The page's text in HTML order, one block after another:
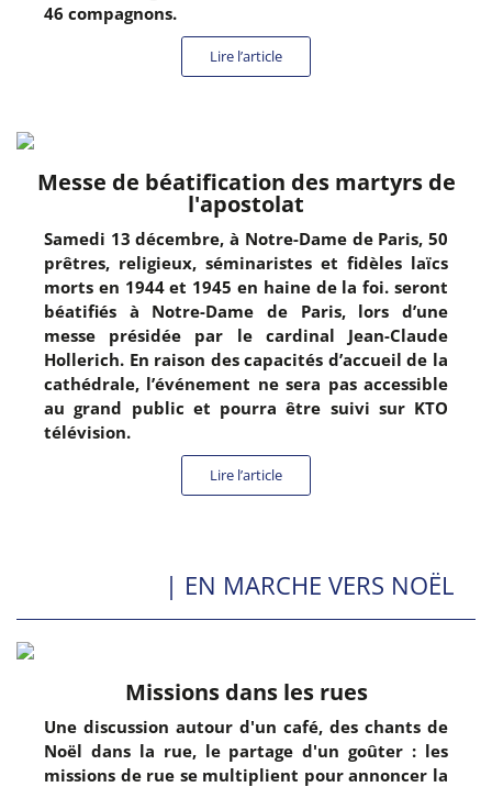
46 compagnons.
Lire l’article
Messe de béatification des martyrs de
l'apostolat
Samedi 13 décembre, à Notre-Dame de Paris, 50
prêtres, religieux, séminaristes et fidèles laïcs
morts en 1944 et 1945 en haine de la foi. seront
béatifiés à Notre-Dame de Paris, lors d’une
messe présidée par le cardinal Jean-Claude
Hollerich. En raison des capacités d’accueil de la
cathédrale, l’événement ne sera pas accessible
au grand public et pourra être suivi sur KTO
télévision.
Lire l’article
| EN MARCHE VERS NOËL
Missions dans les rues
Une discussion autour d'un café, des chants de
Noël dans la rue, le partage d'un goûter : les
missions de rue se multiplient pour annoncer la